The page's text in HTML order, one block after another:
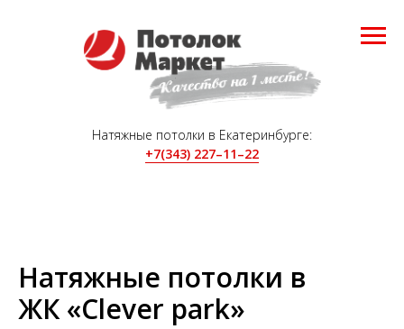
Натяжные потолки в Екатеринбурге:
+7(343) 227–11–22
Натяжные потолки в
ЖК«Clever park»